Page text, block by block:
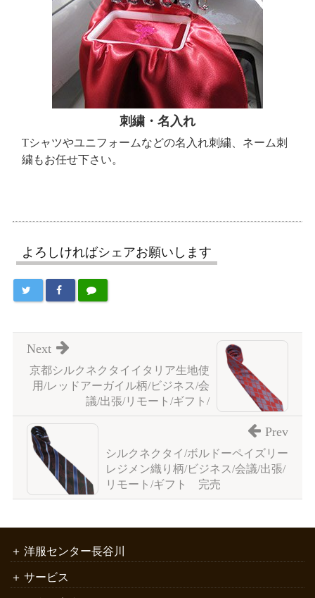
刺繍・名入れ
Tシャツやユニフォームなどの名入れ刺繍、ネーム刺
繍もお任せ下さい。
よろしければシェアお願いします
京都シルクネクタイイタリア生地使
用/レッドアーガイル柄/ビジネス/会
議/出張/リモート/ギフト/
Next
シルクネクタイ/ボルドーペイズリー
レジメン織り柄/ビジネス/会議/出張/
リモート/ギフト 完売
Prev
洋服センター長谷川
サービス